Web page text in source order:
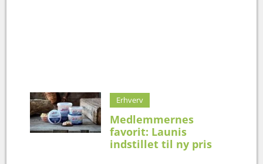
Erhverv
Medlemmernes
favorit: Launis
indstillet til ny pris